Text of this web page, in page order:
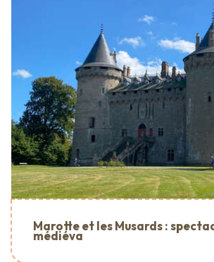
Marotte et les Musards :
médiéva